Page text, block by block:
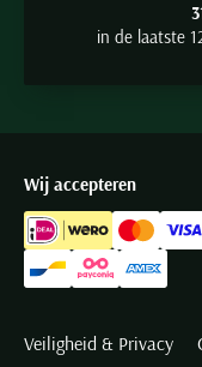
in de laatste
Wij accepteren
Veiligheid & Privacy